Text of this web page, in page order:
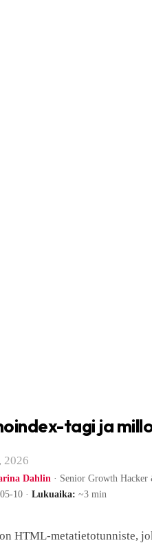
tagi ja
2026
Dahlin · Senior Growth
10 · Lukuaika: ~3 min
on HTML-metatietotunniste,